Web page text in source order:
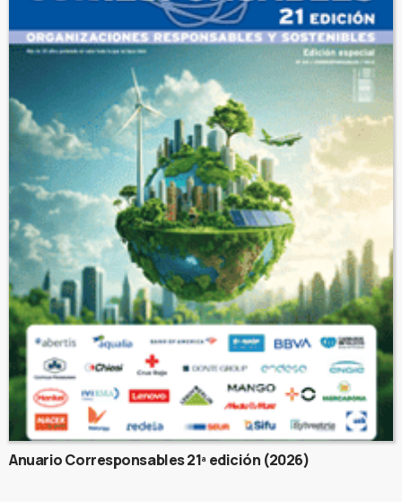
Anuario Corresponsables 21ª edición (2026)